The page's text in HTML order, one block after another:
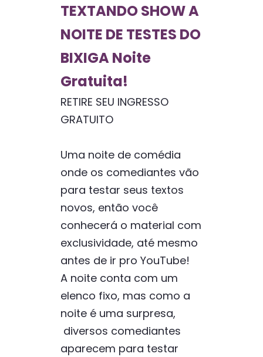
TEXTANDO SHOW A
NOITE DE TESTES DO
BIXIGANoite
Gratuita!
RETIRE SEU INGRESSO
GRATUITO
Uma noite de comédia
onde os comediantes vão
para testar seus textos
novos, então você
conhecerá o material com
exclusividade, até mesmo
antes de ir pro YouTube!
A noite conta com um
elenco fixo, mas como a
noite é uma surpresa,
diversos comediantes
aparecem para testar